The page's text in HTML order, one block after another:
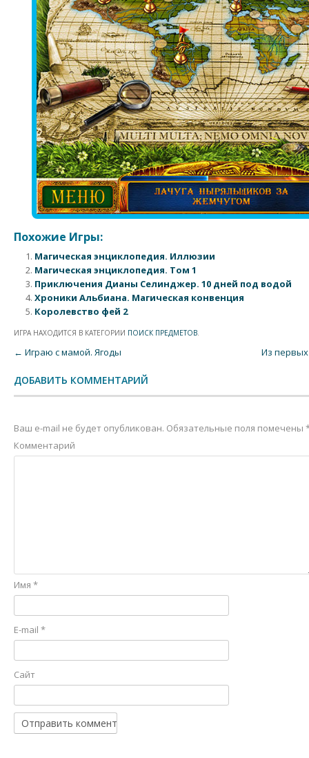
Похожие Игры:
Магическая энциклопедия. Иллюзии
Магическая энциклопедия. Том 1
Приключения Дианы Селинджер. 10 дней под водой
Хроники Альбиана. Магическая конвенция
Королевство фей 2
ИГРА НАХОДИТСЯ В КАТЕГОРИИ ПОИСК ПРЕДМЕТОВ.
Post navigation
← Играю с мамой. Ягоды Из
ДОБАВИТЬ КОММЕНТАРИЙ
Ваш e-mail не будет опубликован. Обязательные поля помечены
Комментарий
Имя *
E-mail *
Сайт